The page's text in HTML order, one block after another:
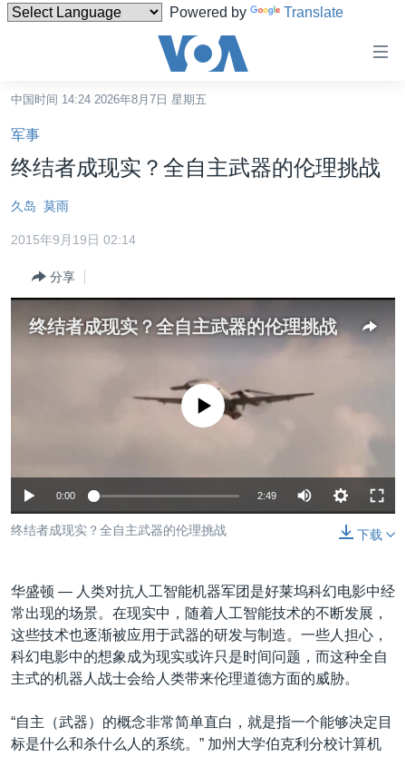
Powered by Translate
碍
链
接
跳
内
台湾
港澳
国际
最新国际新闻
美洲
全球议题
分类新闻
劳工
环境
美中关系
美国建国250周年
重要讲话与声明
台海两岸关系
南中国海争端
关注新疆
中文广播
关注我们
其他语言网站
中国时间 14:24 2026年8月7日 星期五
军事
终结者成现实？全自主武器的伦理挑战
久岛 莫雨
2015年9月19日 02:14
分享
终结者成现实？全自主武器的伦理挑战
没有媒体可用资源
0:00 2:49
下载
终结者成现实？全自主武器的伦理挑战
华盛顿 — 人类对抗人工智能机器军团是好莱坞科幻电影中经
常出现的场景。在现实中，随着人工智能技术的不断发展，
这些技术也逐渐被应用于武器的研发与制造。一些人担心，
科幻电影中的想象成为现实或许只是时间问题，而这种全自
主式的机器人战士会给人类带来伦理道德方面的威胁。
“自主（武器）的概念非常简单直白，就是指一个能够决定目
标是什么和杀什么人的系统。” 加州大学伯克利分校计算机